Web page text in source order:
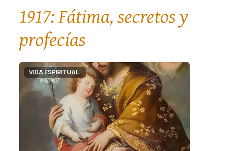
1917: Fátima, secretos y
profecías
VIDA ESPIRITUAL